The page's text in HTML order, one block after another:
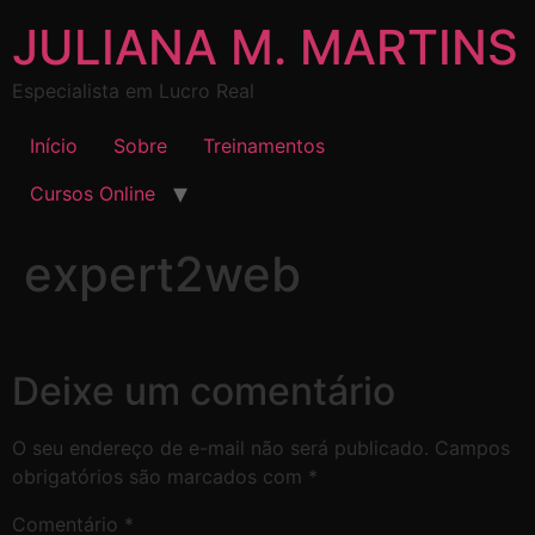
JULIANA M. MARTINS
Especialista em Lucro Real
Início Sobre
Treinamentos
Cursos Online
expert2web
Deixe um comentário
O seu endereço de e-mail não será publicado. Campos
obrigatórios são marcados com *
Comentário *